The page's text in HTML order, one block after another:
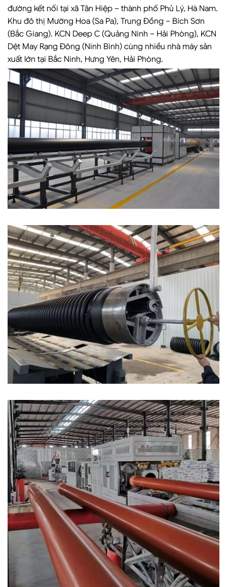
đường kết nối tại xã Tân Hiệp – thành phố Phủ Lý, Hà Nam.
Khu đô thị Mường Hoa (Sa Pa), Trung Đồng – Bích Sơn
(Bắc Giang). KCN Deep C (Quảng Ninh – Hải Phòng), KCN
Dệt May Rạng Đông (Ninh Bình) cùng nhiều nhà máy sản
xuất lớn tại Bắc Ninh, Hưng Yên, Hải Phòng.